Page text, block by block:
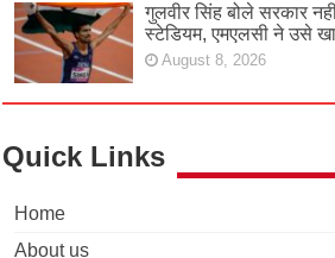
गुलवीर सिंह बोले सरकार
स्टेडियम, एमएलसी ने उसे
August 8, 2026
Quick Links
Home
About us